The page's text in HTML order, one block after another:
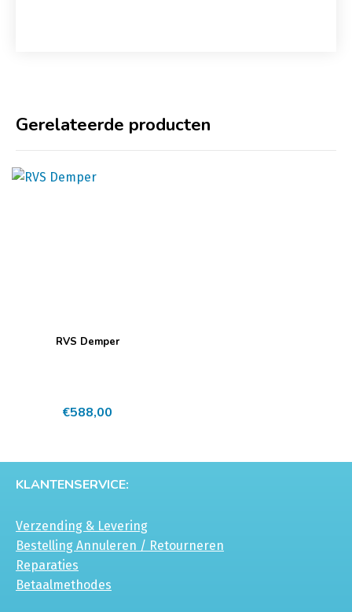
Gerelateerde producten
RVS Demper
€588,00
KLANTENSERVICE:
Verzending & Levering
Bestelling Annuleren / Retourneren
Reparaties
Betaalmethodes